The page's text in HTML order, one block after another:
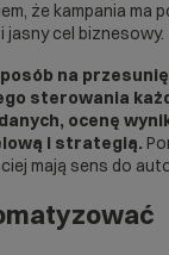
że kampania ma
cel biznesowy.
na
sterowania
ocenę
i strategią.
mają sens do